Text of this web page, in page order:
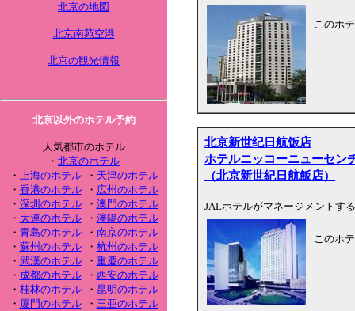
北京の地図
北京南苑空港
北京の観光情報
北京以外のホテル予約
人気都市のホテル
・ 北京のホテル
・ 上海のホテル・ 天津のホテル
・ 香港のホテル・ 広州のホテル
・ 深圳のホテル・ 澳門のホテル
・ 大連のホテル・ 瀋陽のホテル
・ 青島のホテル・ 南京のホテル
・ 蘇州のホテル・ 杭州のホテル
・ 武漢のホテル・ 重慶のホテル
・ 成都のホテル・ 西安のホテル
・ 桂林のホテル・ 昆明のホテル
・ 厦門のホテル・ 三亜のホテル
このホ
北京新世纪日航饭店
ホテルニッコーニューセン
（北京新世紀日航飯店）
JALホテルがマネージメントす
このホ